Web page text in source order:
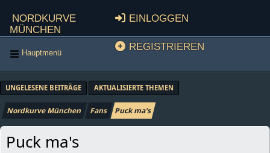
Nordkurve
München
Einloggen
Registrieren
Hauptmenü
UNGELESENE BEITRÄGE AKTUALISIERTE THEMEN
Nordkurve München Fans Puck ma's
Puck ma's